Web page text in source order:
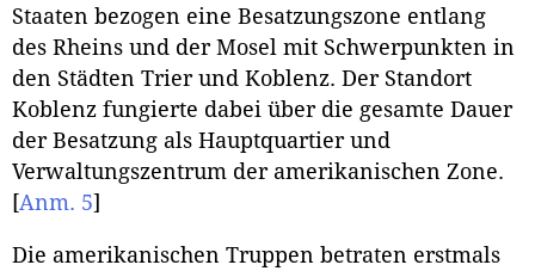
Staaten bezogen eine Besatzungszone entlang
des Rheins und der Mosel mit Schwerpunkten in
den Städten Trier und Koblenz. Der Standort
Koblenz fungierte dabei über die gesamte Dauer
der Besatzung als Hauptquartier und
Verwaltungszentrum der amerikanischen Zone.
[Anm. 5]
Die amerikanischen Truppen betraten erstmals